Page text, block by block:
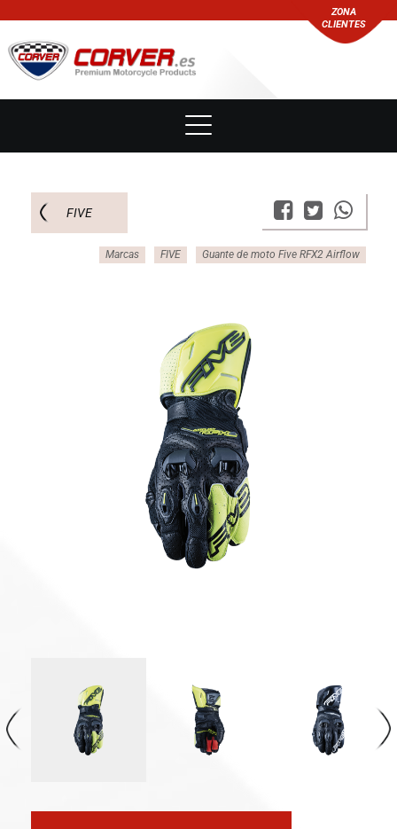
ZONA
CLIENTES
FIVE
Marcas FIVE Guante de moto Five RFX2 Airflow